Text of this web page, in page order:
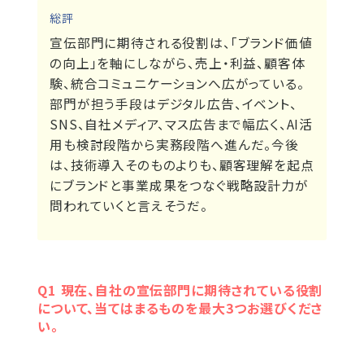
総評
宣伝部門に期待される役割は、「ブランド価値
の向上」を軸にしながら、売上・利益、顧客体
験、統合コミュニケーションへ広がっている。
部門が担う手段はデジタル広告、イベント、
SNS、自社メディア、マス広告まで幅広く、AI活
用も検討段階から実務段階へ進んだ。今後
は、技術導入そのものよりも、顧客理解を起点
にブランドと事業成果をつなぐ戦略設計力が
問われていくと言えそうだ。
Q1 現在、自社の宣伝部門に期待されている役割
について、当てはまるものを最大3つお選びくださ
い。